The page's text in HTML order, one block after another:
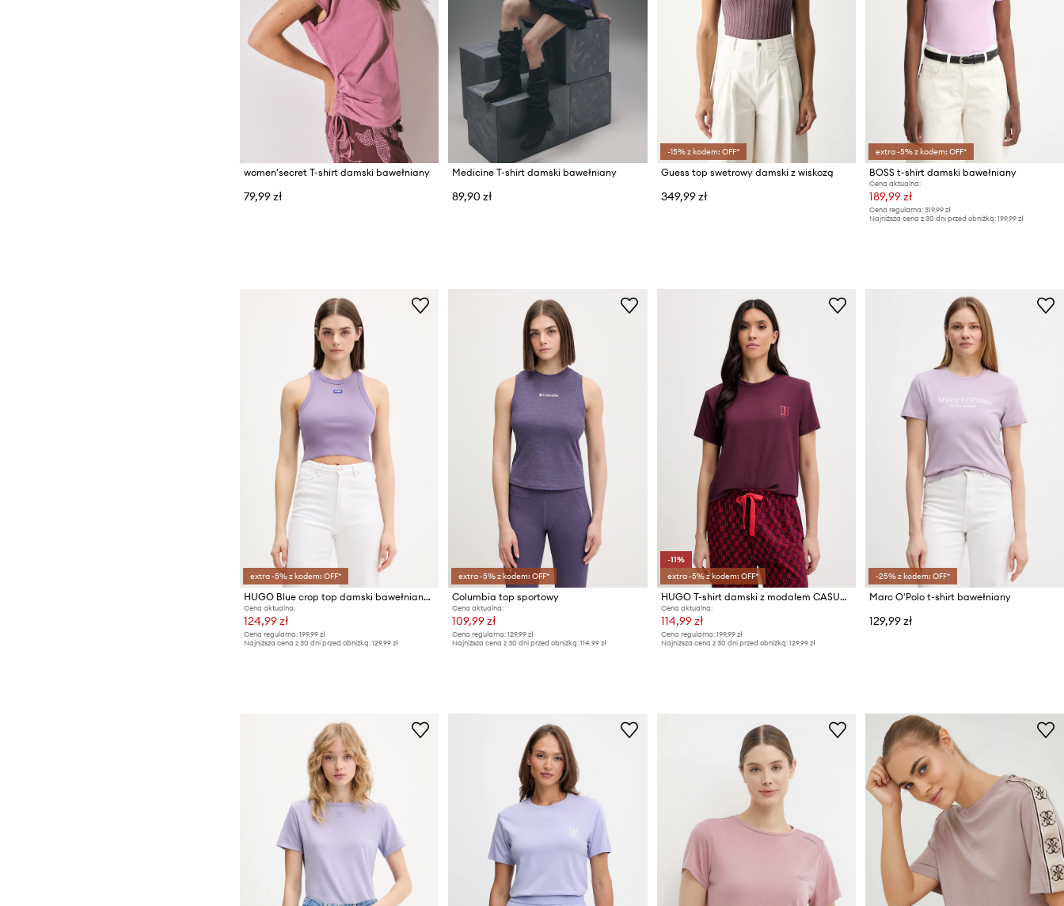
women'secret T-shirt damski bawełniany
79,99 zł
Medicine T-shirt damski bawełniany
89,90 zł
-15% z kodem: OFF*
Guess top swetrowy damski z wiskozą
349,99 zł
extra -5% z kodem: OFF*
BOSS t-shirt damski bawełniany
Cena aktualna:
189,99 zł
Cena regularna: 319,99 zł
Najniższa cena z 30 dni przed obniżką: 199,99 zł
extra -5% z kodem: OFF*
HUGO Blue crop top damski bawełniany z elastanem Baby Tank_B
Cena aktualna:
124,99 zł
Cena regularna: 199,99 zł
Najniższa cena z 30 dni przed obniżką: 129,99 zł
extra -5% z kodem: OFF*
Columbia top sportowy
Cena aktualna:
109,99 zł
Cena regularna: 129,99 zł
Najniższa cena z 30 dni przed obniżką: 114,99 zł
-11%
extra -5% z kodem: OFF*
HUGO T-shirt damski z modalem CASUAL T-SHIRT
Cena aktualna:
114,99 zł
Cena regularna: 199,99 zł
Najniższa cena z 30 dni przed obniżką: 129,99 zł
-25% z kodem: OFF*
Marc O'Polo t-shirt bawełniany
129,99 zł